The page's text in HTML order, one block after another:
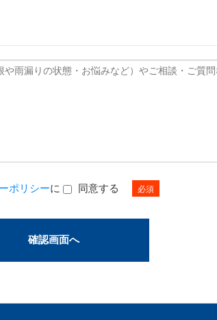
ポリシーに 同意する 必須